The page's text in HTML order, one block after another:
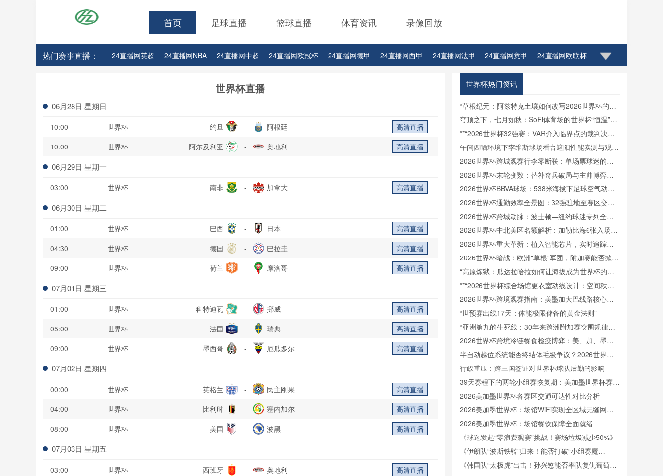
首页 足球直播 篮球直播 体育资讯 录像回放
热门赛事直播： 24直播网英超 24直播网NBA 24直播网中超 24直播网欧冠杯 24直播网德甲 24直播网西甲 24直播网法甲 24直播网意甲 24直播网欧联杯
世界杯直播
06月28日 星期日
10:00 世界杯 约旦 - 阿根廷
高清直播
10:00
世界杯 阿尔及利亚 - 奥地利 高清直播
06月29日 星期一
03:00 世界杯 南非 - 加拿大 高清直播
06月30日 星期二
01:00 世界杯 巴西 - 日本
高清直播
04:30
世界杯 德国 - 巴拉圭
高清直播
09:00
世界杯 荷兰 - 摩洛哥 高清直播
07月01日 星期三
01:00 世界杯 科特迪瓦 - 挪威
高清直播
05:00
世界杯 法国 - 瑞典
高清直播
09:00
世界杯 墨西哥 - 厄瓜多尔 高清直播
07月02日 星期四
00:00 世界杯 英格兰 - 民主刚果
高清直播
04:00
世界杯 比利时 - 塞内加尔
高清直播
08:00
世界杯 美国 - 波黑 高清直播
07月03日 星期五
03:00 世界杯 西班牙 - 奥地利
高清直播
世界杯热门资讯
“草根纪元：阿兹特克土壤如何改写2026世界杯的生
态密码”
穹顶之下，七月如秋：SoFi体育场的世界杯“恒温”方
案
**“2026世界杯32强赛：VAR介入临界点的裁判决策
博弈与制度优化路径”**
午间西晒环境下李维斯球场看台遮阳性能实测与观赛
热舒适影响分析
2026世界杯跨城观赛行李零断联：单场票球迷的极
速轻装中转方案
2026世界杯末轮变数：替补奇兵破局与主帅博弈的
战术罗生门
2026世界杯BBVA球场：538米海拔下足球空气动力
学与飞行轨迹的微扰动解析
2026世界杯通勤效率全景图：32强驻地至赛区交通
时长横向对比
2026世界杯跨城动脉：波士顿—纽约球迷专列全程
接驳体系深度拆解
2026世界杯中北美区名额解析：加勒比海6张入场券
将如何分配
2026世界杯重大革新：植入智能芯片，实时追踪射
门速度
2026世界杯暗战：欧洲“草根”军团，附加赛能否掀起
腥风血雨？
“高原炼狱：瓜达拉哈拉如何让海拔成为世界杯的隐
形裁判”
**“2026世界杯综合场馆更衣室动线设计：空间秩序
重塑与运行效能提升策略”**
2026世界杯跨境观赛指南：美墨加大巴线路核心要
点解析
“世预赛出线17天：体能极限储备的黄金法则”
“亚洲第九的生死线：30年来跨洲附加赛突围规律与
北美世界杯前景”
2026世界杯跨境冷链餐食检疫博弈：美、加、墨三
国标准体系角力
半自动越位系统能否终结体毛级争议？2026世界杯
技术前瞻
行政重压：跨三国签证对世界杯球队后勤的影响
39天赛程下的两轮小组赛恢复期：美加墨世界杯赛程
节奏的深度剖析
2026美加墨世界杯各赛区交通可达性对比分析
2026美加墨世界杯：场馆WiFi实现全区域无缝网络
覆盖
2026美加墨世界杯：场馆餐饮保障全面就绪
《球迷发起“零浪费观赛”挑战！赛场垃圾减少50%》
《伊朗队“波斯铁骑”归来！能否打破“小组赛魔
咒”？》
《韩国队“太极虎”出击！孙兴慜能否率队复仇葡萄